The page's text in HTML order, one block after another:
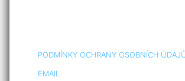
PODMÍNKY OCHRANY OSOBNÍCH
EMAIL